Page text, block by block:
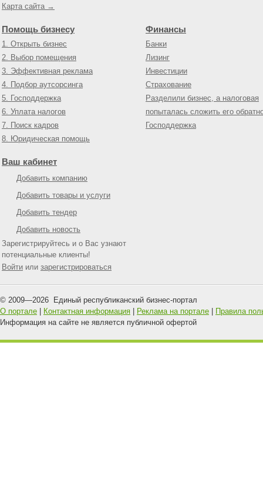
Карта сайта →
Помощь бизнесу
1. Открыть бизнес
2. Выбор помещения
3. Эффективная реклама
4. Подбор аутсорсинга
5. Господдержка
6. Уплата налогов
7. Поиск кадров
8. Юридическая помощь
Финансы
Банки
Лизинг
Инвестиции
Страхование
Разделили бизнес, а налоговая
попыталась сложить его
Господдержка
Ваш кабинет
Добавить компанию
Добавить товары и услуги
Добавить тендер
Добавить новость
Зарегистрируйтесь и о Вас узнают
потенциальные клиенты!
Войти или зарегистрироваться
© 2009—2026 Единый республиканский бизнес-портал
О портале
Контактная информация Реклама на портале
Правила
Информация на сайте не является публичной офертой